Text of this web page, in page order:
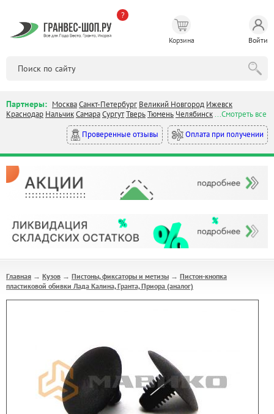
?
Корзина Войти
Партнеры: МоскваСанкт-Петербург Великий Новгород Ижевск
Краснодар НальчикСамараСургутТверьТюмень Челябинск...Смотреть все
Проверенные отзывы
Оплата при получении
Главная → Кузов → Пистоны, фиксаторы и метизы → Пистон-кнопка
пластиковой обивки Лада Калина, Гранта, Приора (аналог)